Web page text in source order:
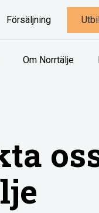
Försäljning
Om Norrtälje